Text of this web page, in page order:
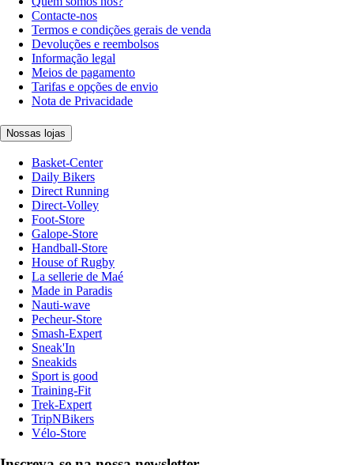
Contacte-nos
Termos e condições gerais de venda
Devoluções e reembolsos
Informação legal
Meios de pagamento
Tarifas e opções de envio
Nota de Privacidade
Nossas lojas
Basket-Center
Daily Bikers
Direct Running
Direct-Volley
Foot-Store
Galope-Store
Handball-Store
House of Rugby
La sellerie de Maé
Made in Paradis
Nauti-wave
Pecheur-Store
Smash-Expert
Sneak'In
Sneakids
Sport is good
Training-Fit
Trek-Expert
TripNBikers
Vélo-Store